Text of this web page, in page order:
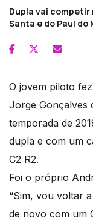
Dupla vai competir
Santa e do Paul do
O jovem piloto
Jorge Gonçalves
temporada de
dupla e com um
C2 R2.
Foi o próprio
“Sim, vou voltar
de novo com um